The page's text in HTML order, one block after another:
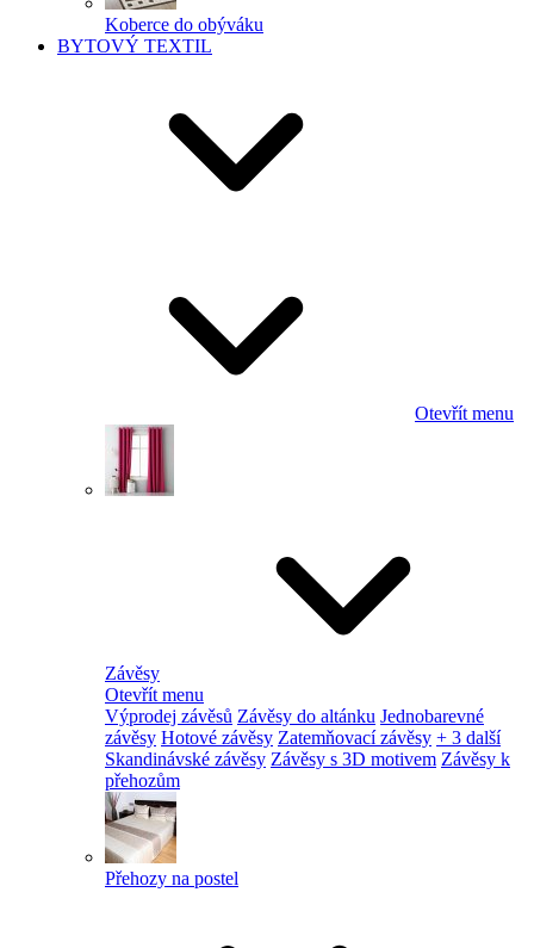
Koberce do obýváku
BYTOVÝ TEXTIL
Otevřít menu
Závěsy
Otevřít menu
Výprodej závěsů Závěsy do altánku Jednobarevné
závěsy Hotové závěsy Zatemňovací závěsy + 3 další
Skandinávské závěsy Závěsy s 3D motivem Závěsy k
přehozům
Přehozy na postel